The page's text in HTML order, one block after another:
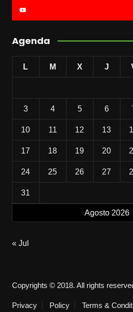
Agenda
Agosto 2026
L M X J
3 4 5 6
10 11 12 13
17 18 19 20
24 25 26 27
31
« Jul
Copyrights © 2018. All rights
Privacy Policy Terms &